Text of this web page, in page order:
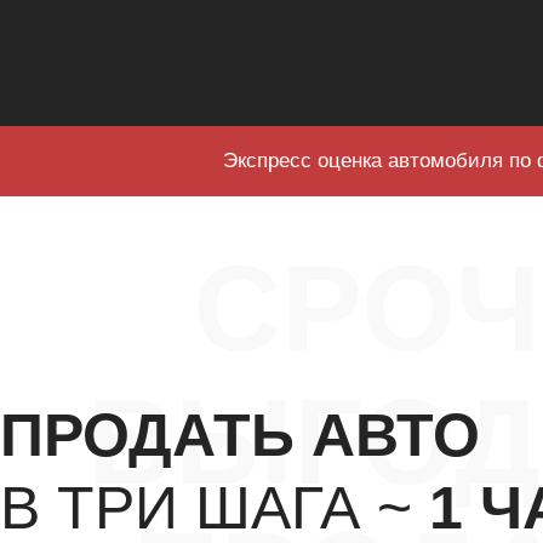
Экспресс оценка автомобиля
ПРОДАТЬ АВТО
В ТРИ ШАГА ~ 1